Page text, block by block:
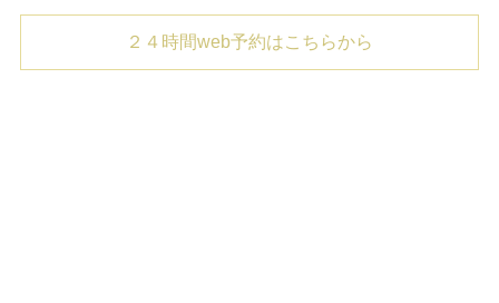
２４時間web予約はこちらから